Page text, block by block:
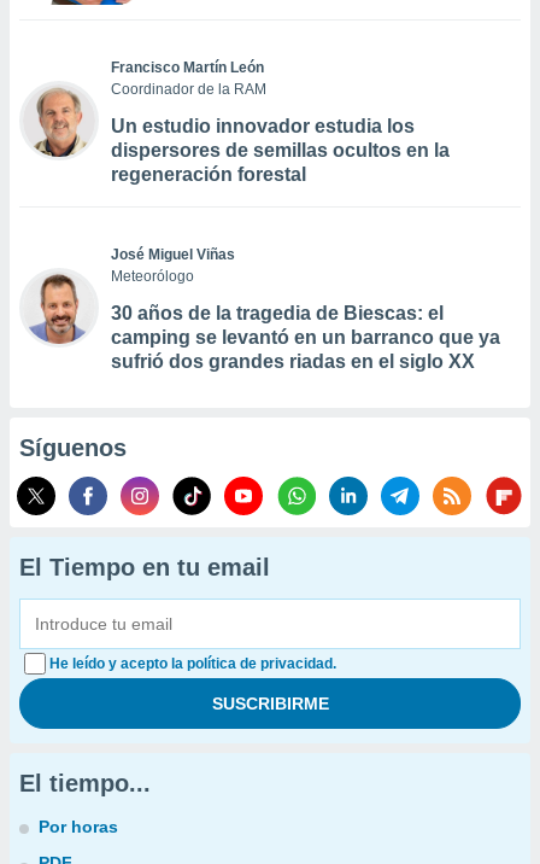
Francisco Martín León
Coordinador de la RAM
Un estudio innovador estudia los
dispersores de semillas ocultos en la
regeneración forestal
José Miguel Viñas
Meteorólogo
30 años de la tragedia de Biescas: el
camping se levantó en un barranco que ya
sufrió dos grandes riadas en el siglo XX
Síguenos
El Tiempo en tu email
He leído y acepto la política de privacidad.
El tiempo...
Por horas